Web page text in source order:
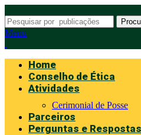
Menu
Home
Conselho de Ética
Atividades
Cerimonial de Posse
Parceiros
Perguntas e Respostas